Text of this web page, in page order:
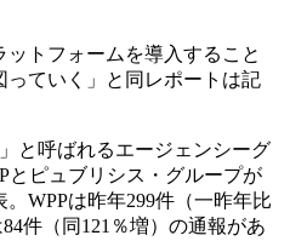
ットフォームを導入すること
ていく」と同レポートは記
と呼ばれるエージェンシーグ
とピュブリシス・グループが
WPPは昨年299件（一昨年比
件（同121％増）の通報があ